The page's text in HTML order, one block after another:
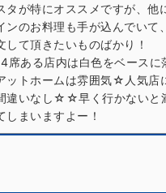
タが特にオススメですが、他
ンのお料理も手が込んでいて
して頂きたいものばかり！
席ある店内は白色をベースに
ットホームは雰囲気☆人気店
違いなし☆☆早く行かないと
しまいますよー！